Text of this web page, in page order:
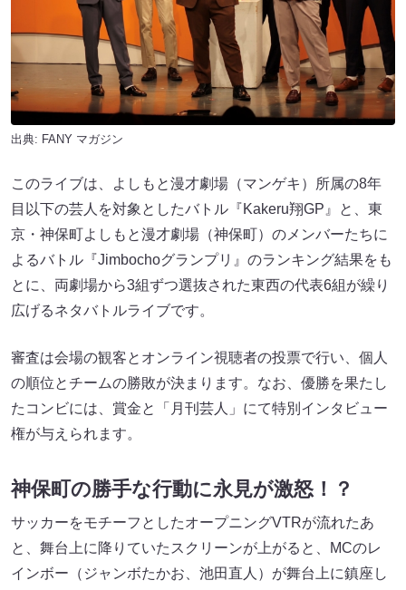
出典: FANY マガジン
このライブは、よしもと漫才劇場（マンゲキ）所属の8年
目以下の芸人を対象としたバトル『Kakeru翔GP』と、東
京・神保町よしもと漫才劇場（神保町）のメンバーたちに
よるバトル『Jimbochoグランプリ』のランキング結果をも
とに、両劇場から3組ずつ選抜された東西の代表6組が繰り
広げるネタバトルライブです。
審査は会場の観客とオンライン視聴者の投票で行い、個人
の順位とチームの勝敗が決まります。なお、優勝を果たし
たコンビには、賞金と「月刊芸人」にて特別インタビュー
権が与えられます。
神保町の勝手な行動に永見が激怒！？
サッカーをモチーフとしたオープニングVTRが流れたあ
と、舞台上に降りていたスクリーンが上がると、MCのレ
インボー（ジャンボたかお、池田直人）が舞台上に鎮座し